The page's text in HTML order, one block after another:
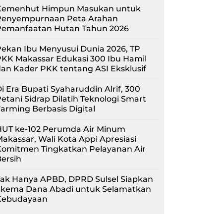
Himpun Masukan untuk
Peta Arahan
Hutan Tahun 2026
Ibu Menyusui Dunia 2026, TP
Makassar Edukasi 300 Ibu Hamil
Kader PKK tentang ASI Eksklusif
Era Bupati Syaharuddin Alrif, 300
Sidrap Dilatih Teknologi Smart
Berbasis Digital
ke-102 Perumda Air Minum
Wali Kota Appi Apresiasi
Tingkatkan Pelayanan Air
Hanya APBD, DPRD Sulsel Siapkan
Dana Abadi untuk Selamatkan